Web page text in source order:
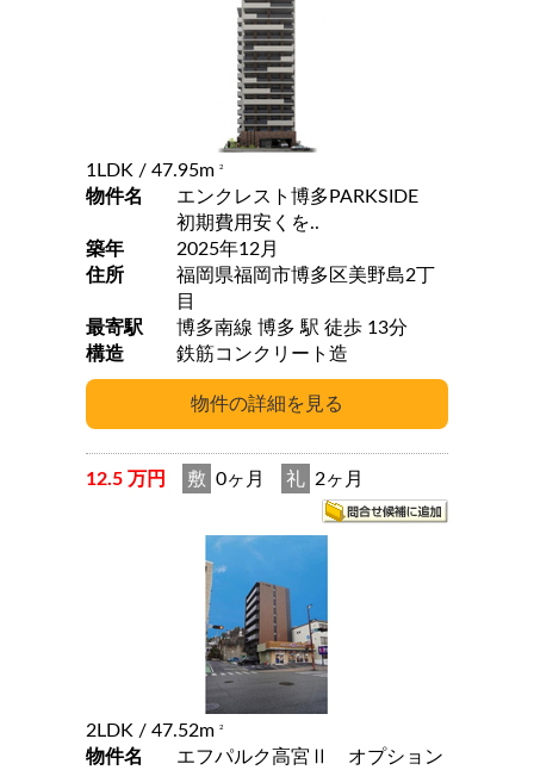
1LDK / 47.95m 2
物件名
エンクレスト博多PARKSIDE
初期費用安くを..
築年
2025年12月
住所
福岡県福岡市博多区美野島2丁
目
最寄駅
博多南線 博多 駅 徒歩 13分
構造
鉄筋コンクリート造
12.5 万円 敷 0ヶ月 礼 2ヶ月
2LDK / 47.52m 2
物件名
エフパルク高宮Ⅱ オプション